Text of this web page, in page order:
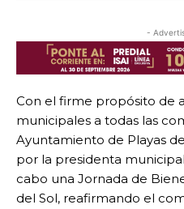
-
Con el firme propósito de
municipales a todas las
Ayuntamiento de Playas
por la presidenta
cabo una Jornada de
del Sol, reafirmando el